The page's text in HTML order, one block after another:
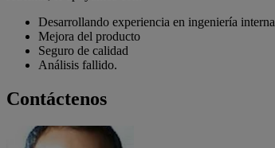
Desarrollando experiencia en ingeniería interna
Mejora del producto
Seguro de calidad
Análisis fallido.
Contáctenos